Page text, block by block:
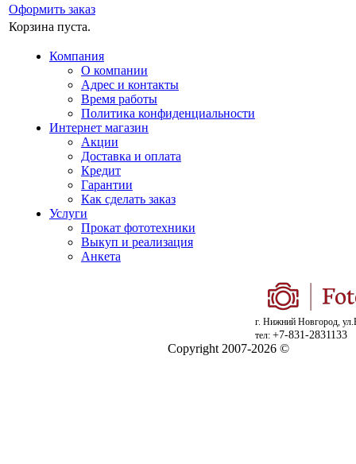
Оформить заказ
Корзина пуста.
Компания
О компании
Адрес и контакты
Время работы
Политика конфиденциальности
Интернет магазин
Акции
Доставка и оплата
Кредит
Гарантии
Как сделать заказ
Услуги
Прокат фототехники
Выкуп и реализация
Анкета
г. Нижний Новгород,
тел: +7-831-2831133
Copyright 2007-2026 ©